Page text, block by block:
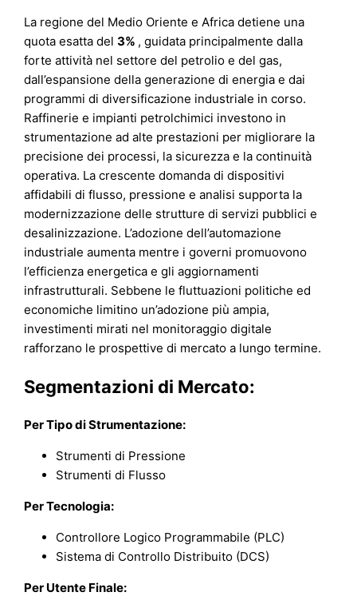
La regione del Medio Oriente e Africa detiene una
quota esatta del3% , guidata principalmente dalla
forte attività nel settore del petrolio e del gas,
dall’espansione della generazione di energia e dai
programmi di diversificazione industriale in corso.
Raffinerie e impianti petrolchimici investono in
strumentazione ad alte prestazioni per migliorare la
precisione dei processi, la sicurezza e la continuità
operativa. La crescente domanda di dispositivi
affidabili di flusso, pressione e analisi supporta la
modernizzazione delle strutture di servizi pubblici e
desalinizzazione. L’adozione dell’automazione
industriale aumenta mentre i governi promuovono
l’efficienza energetica e gli aggiornamenti
infrastrutturali. Sebbene le fluttuazioni politiche ed
economiche limitino un’adozione più ampia,
investimenti mirati nel monitoraggio digitale
rafforzano le prospettive di mercato a lungo termine.
Segmentazioni di Mercato:
Per Tipo di Strumentazione:
Strumenti di Pressione
Strumenti di Flusso
Per Tecnologia:
Controllore Logico Programmabile (PLC)
Sistema di Controllo Distribuito (DCS)
Per Utente Finale: